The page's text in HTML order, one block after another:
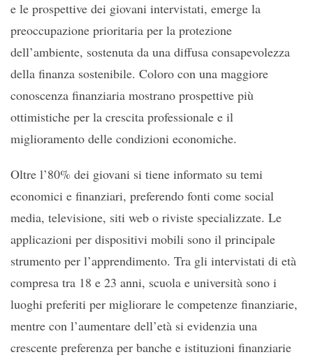
e le prospettive dei giovani intervistati, emerge la
preoccupazione prioritaria per la protezione
dell’ambiente, sostenuta da una diffusa consapevolezza
della finanza sostenibile. Coloro con una maggiore
conoscenza finanziaria mostrano prospettive più
ottimistiche per la crescita professionale e il
miglioramento delle condizioni economiche.
Oltre l’80% dei giovani si tiene informato su temi
economici e finanziari, preferendo fonti come social
media, televisione, siti web o riviste specializzate. Le
applicazioni per dispositivi mobili sono il principale
strumento per l’apprendimento. Tra gli intervistati di età
compresa tra 18 e 23 anni, scuola e università sono i
luoghi preferiti per migliorare le competenze finanziarie,
mentre con l’aumentare dell’età si evidenzia una
crescente preferenza per banche e istituzioni finanziarie